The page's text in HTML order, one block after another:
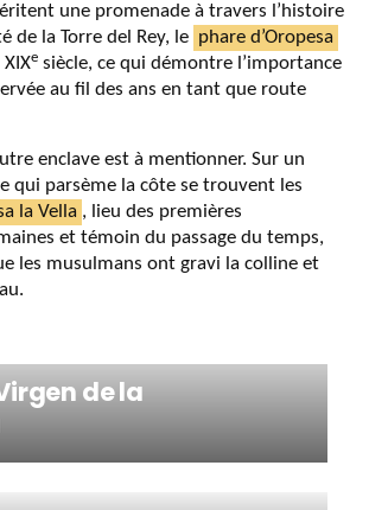
une promenade à travers l’histoire
de la Torre del Rey, le phare d’Oropesa
e siècle, ce qui démontre l’importance
au fil des ans en tant que route
enclave est à mentionner. Sur un
qui parsème la côte se trouvent les
la Vella , lieu des premières
et témoin du passage du temps,
les musulmans ont gravi la colline et
de la